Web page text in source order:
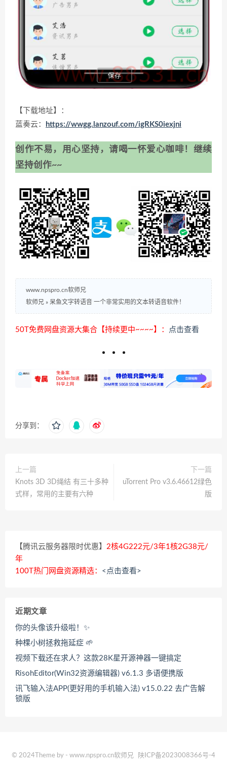
【下载地址】：
蓝奏云：
https://wwgg.lanzouf.com/igRKS0iexjni
创作不易，用心坚持，请喝一怀爱心咖啡！继续
坚持创作~~
www.npspro.cn软师兄
软师兄 » 呆鱼文字转语音 一个非常实用的文本转语音软件！
50T免费网盘资源大集合【持续更中~~~~】： 点击查看
分享到：
上一篇
Knots 3D 3D绳结 有三十多种
式样，常用的主要有六种
下一篇
uTorrent Pro v3.6.46612绿色
版
【腾讯云服务器限时优惠】 2核4G222元/3年1核2G38元/
年
100T热门网盘资源精选： <点击查看>
近期文章
你的头像该升级啦！✨
种棵小树拯救拖延症 🌱
视频下载还在求人？这款28K星开源神器一键搞定
RisohEditor(Win32资源编辑器) v6.1.3 多语便携版
讯飞输入法APP(更好用的手机输入法) v15.0.22 去广告解
锁版
© 2024Theme by - www.npspro.cn软师兄 陕ICP备2023008366号-4